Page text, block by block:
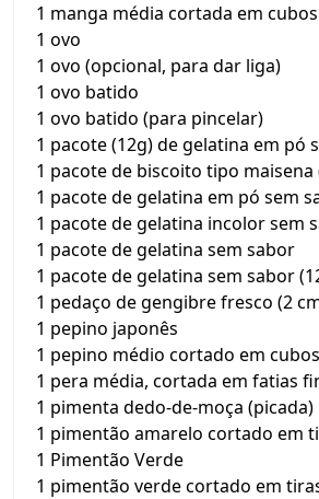
1 manga média cortada em cubos
1 ovo
1 ovo (opcional, para dar liga)
1 ovo batido
1 ovo batido (para pincelar)
1 pacote (12g) de gelatina em pó
1 pacote de biscoito tipo maisena
1 pacote de gelatina em pó sem
1 pacote de gelatina incolor sem
1 pacote de gelatina sem sabor
1 pacote de gelatina sem sabor
1 pedaço de gengibre fresco (2
1 pepino japonês
1 pepino médio cortado em cubos
1 pera média, cortada em fatias
1 pimenta dedo-de-moça (picada)
1 pimentão amarelo cortado em
1 Pimentão Verde
1 pimentão verde cortado em